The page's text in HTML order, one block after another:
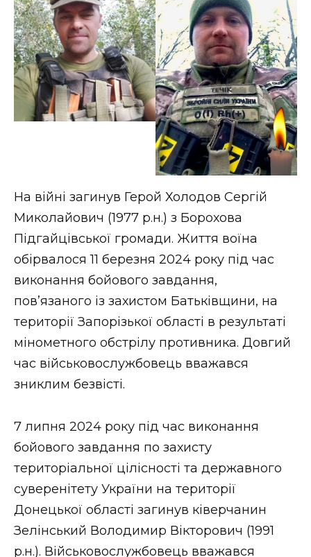
На війні загинув Герой Холодов Сергій
Миколайович (1977 р.н.) з Борохова
Підгайцівської громади. Життя воїна
обірвалося 11 березня 2024 року під час
виконання бойового завдання,
пов’язаного із захистом Батьківщини, на
території Запорізької області в результаті
мінометного обстрілу противника. Довгий
час військовослужбовець вважався
зниклим безвісті.
7 липня 2024 року під час виконання
бойового завдання по захисту
територіальної цілісності та державного
суверенітету України на території
Донецької області загинув ківерчанин
Зелінський Володимир Вікторович (1991
р.н.). Військовослужбовець вважався